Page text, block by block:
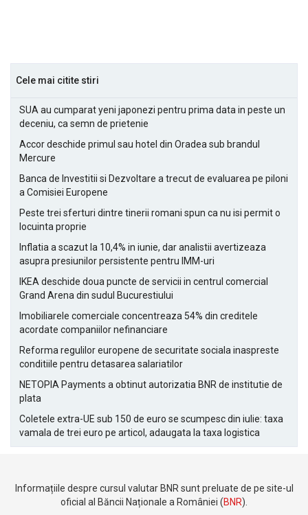
Cele mai citite stiri
SUA au cumparat yeni japonezi pentru prima data in peste un
deceniu, ca semn de prietenie
Accor deschide primul sau hotel din Oradea sub brandul
Mercure
Banca de Investitii si Dezvoltare a trecut de evaluarea pe piloni
a Comisiei Europene
Peste trei sferturi dintre tinerii romani spun ca nu isi permit o
locuinta proprie
Inflatia a scazut la 10,4% in iunie, dar analistii avertizeaza
asupra presiunilor persistente pentru IMM-uri
IKEA deschide doua puncte de servicii in centrul comercial
Grand Arena din sudul Bucurestiului
Imobiliarele comerciale concentreaza 54% din creditele
acordate companiilor nefinanciare
Reforma regulilor europene de securitate sociala inaspreste
conditiile pentru detasarea salariatilor
NETOPIA Payments a obtinut autorizatia BNR de institutie de
plata
Coletele extra-UE sub 150 de euro se scumpesc din iulie: taxa
vamala de trei euro pe articol, adaugata la taxa logistica
Informațiile despre cursul valutar BNR sunt preluate de pe site-ul
oficial al Băncii Naționale a României (BNR).